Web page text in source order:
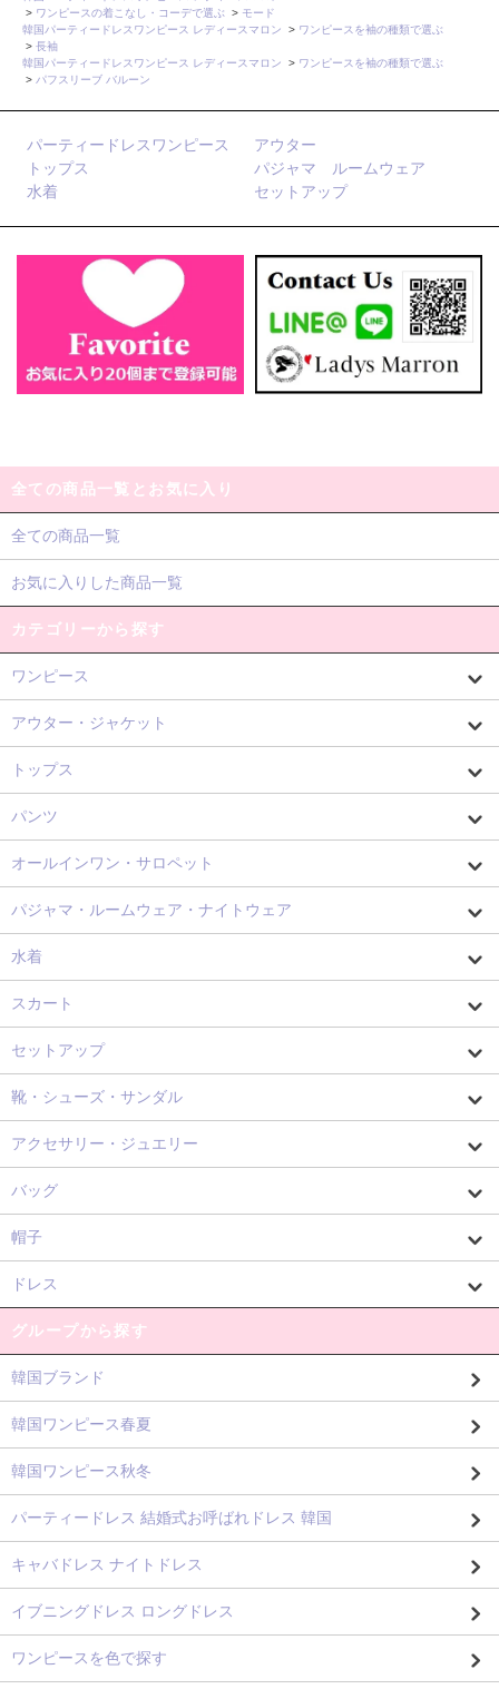
> ワンピースの着こなし・コーデで選ぶ > モード
韓国パーティードレスワンピース レディースマロン
> ワンピースを袖の種類で選ぶ
> 長袖
韓国パーティードレスワンピース レディースマロン
> ワンピースを袖の種類で選ぶ
> パフスリーブ バルーン
パーティードレスワンピース
アウター
トップス
パジャマ ルームウェア
水着
セットアップ
全ての商品一覧とお気に入り
全ての商品一覧
お気に入りした商品一覧
カテゴリーから探す
ワンピース
アウター・ジャケット
トップス
パンツ
オールインワン・サロペット
パジャマ・ルームウェア・ナイトウェア
水着
スカート
セットアップ
靴・シューズ・サンダル
アクセサリー・ジュエリー
バッグ
帽子
ドレス
グループから探す
韓国ブランド
韓国ワンピース春夏
韓国ワンピース秋冬
パーティードレス 結婚式お呼ばれドレス 韓国
キャバドレス ナイトドレス
イブニングドレス ロングドレス
ワンピースを色で探す